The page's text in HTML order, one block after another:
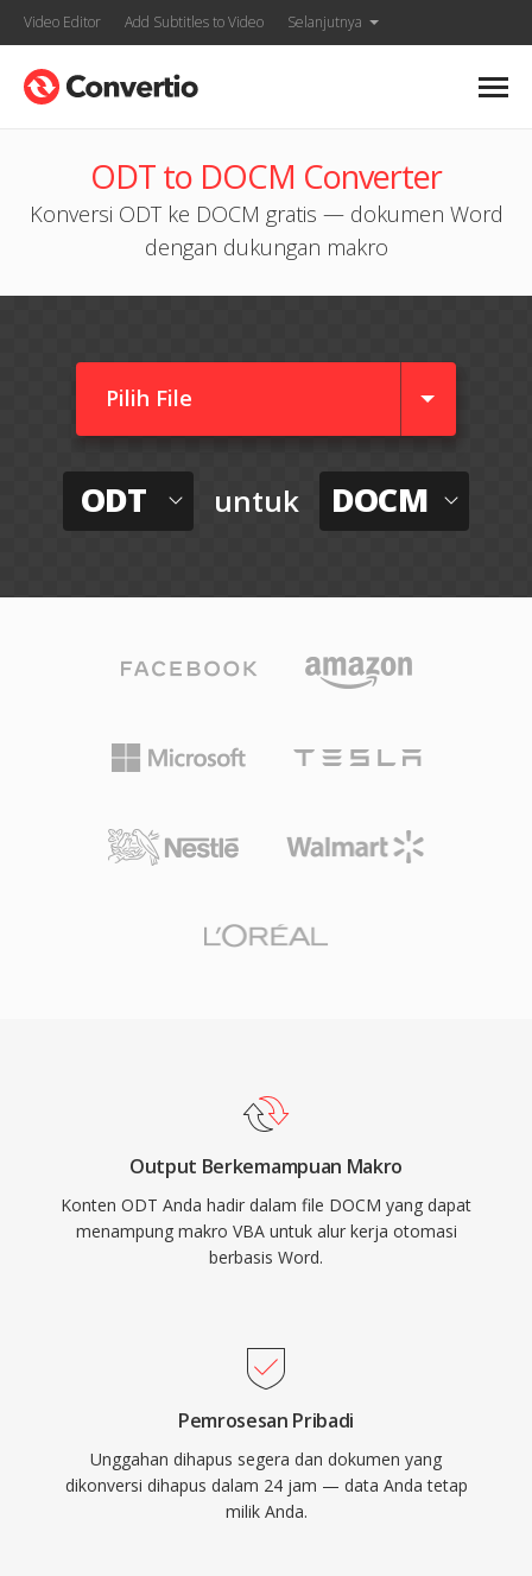
Video Editor Add Subtitles to Video Selanjutnya
ODT to DOCM Converter
Konversi ODT ke DOCM gratis — dokumen Word
dengan dukungan makro
Pilih File
ODT untuk DOCM
Output Berkemampuan Makro
Konten ODT Anda hadir dalam file DOCM yang dapat
menampung makro VBA untuk alur kerja otomasi
berbasis Word.
Pemrosesan Pribadi
Unggahan dihapus segera dan dokumen yang
dikonversi dihapus dalam 24 jam — data Anda tetap
milik Anda.